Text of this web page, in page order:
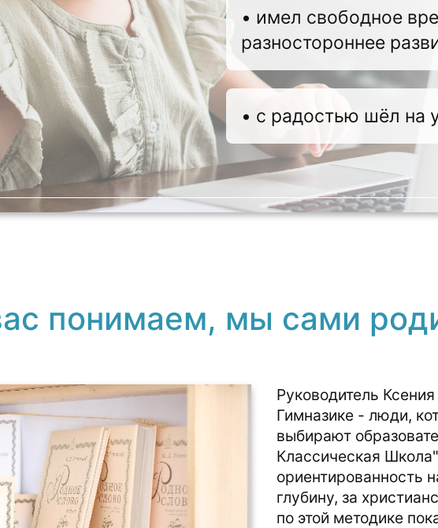
• имел свободное
разностороннее
• с радостью шёл на
понимаем, мы сами
Руководитель
Гимназике - люди,
выбирают
Классическая
ориентированность
глубину, за
по этой методике